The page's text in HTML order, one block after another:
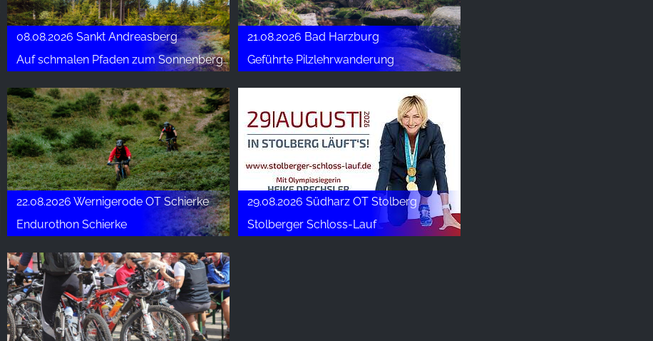
08.08.2026 Sankt Andreasberg
Auf schmalen Pfaden zum Sonnenberg - Wanderwoche St. Andreasberg
21.08.2026 Bad Harzburg
Geführte Pilzlehrwanderung
22.08.2026 Wernigerode OT Schierke
Endurothon Schierke
29.08.2026 Südharz OT Stolberg
Stolberger Schloss-Lauf